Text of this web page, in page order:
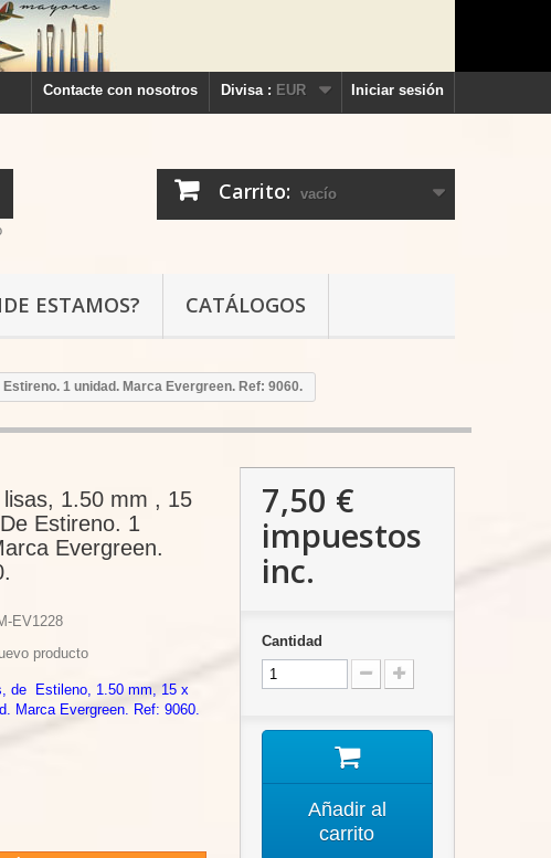
Iniciar sesión
Divisa : EUR
Contacte con nosotros
Carrito: vacío
ESTAMOS? CATÁLOGOS
1 unidad. Marca Evergreen. Ref: 9060.
lisas, 1.50 mm , 15
Estireno. 1
Evergreen.
EV1228
producto
de Estileno, 1.50 mm, 15 x
Marca Evergreen. Ref: 9060.
7,50 €
impuestos
inc.
Cantidad
Añadir al
carrito